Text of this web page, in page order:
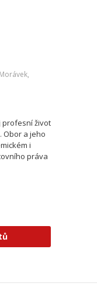
profesní život
Obor a jeho
i
práva